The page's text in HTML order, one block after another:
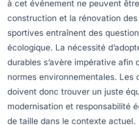
à cet événement ne peuvent
construction et la rénovation des
sportives entraînent des
écologique. La nécessité
durables s’avère impérative afin
normes environnementales. Les
doivent donc trouver un juste
modernisation et responsabilité
de taille dans le contexte actuel.